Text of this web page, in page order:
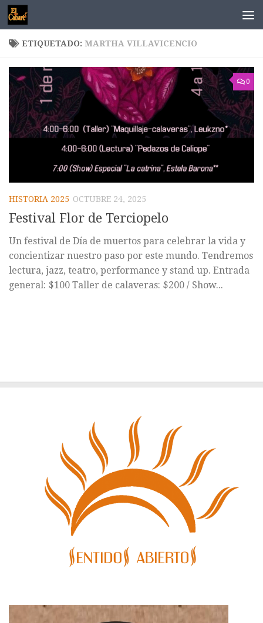
Saltar al contenido
ETIQUETADO: MARTHA VILLAVICENCIO
0
HISTORIA 2025 OCTUBRE 24, 2025
Festival Flor de Terciopelo
Un festival de Día de muertos para celebrar la vida y
concientizar nuestro paso por este mundo. Tendremos
lectura, jazz, teatro, performance y stand up. Entrada
general: $100 Taller de calaveras: $200 / Show...